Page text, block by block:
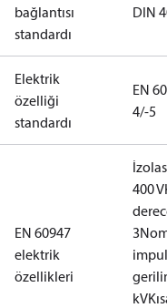
bağlantısı
standardı
DIN
Elektrik
özelliği
standardı
EN
4/-5
EN 60947
elektrik
özellikleri
400 V
3
kV